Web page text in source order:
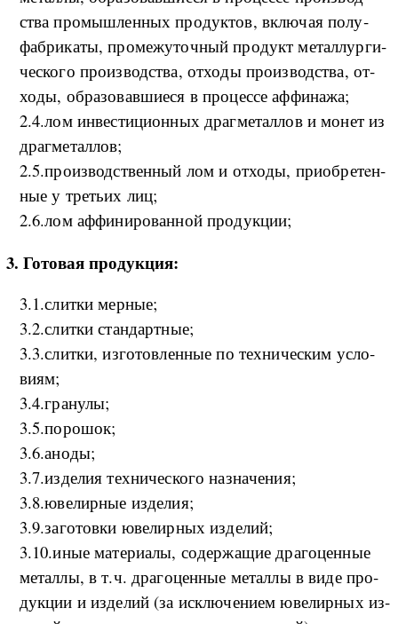
ства про­мы­ш­лен­ных про­дук­тов, вклю­чая по­лу­
фаб­ри­ка­ты, про­ме­жу­точ­ный про­дукт ме­тал­лур­ги­
че­ско­го про­из­вод­ства, от­хо­ды про­из­вод­ства, от­
хо­ды, об­ра­зо­вав­ши­е­ся в про­цес­се аф­фи­на­жа;
2.4.­лом ин­ве­сти­ци­он­ных дра­г­ме­тал­лов и мо­нет из
дра­г­ме­тал­ло­в;
2.5.­про­из­вод­ствен­ный лом и от­хо­ды, при­об­ретeн­
ные у тре­тьих ли­ц;
2.6.­лом аф­фи­ни­ро­ван­ной про­дук­ци­и;
3. Го­то­вая про­дук­ция:
3.1.с­ли­т­ки мер­ны­е;
3.2.с­ли­т­ки стан­дар­т­ны­е;
3.3.с­ли­т­ки, из­го­то­в­лен­ные по тех­ни­че­ским усло­
ви­я­м;
3.4.­гра­нулы­;
3.5.­по­ро­шо­к;
3.6.а­но­ды­;
3.7.­из­де­лия тех­ни­че­ско­го на­з­на­че­ни­я;
3.8.­ю­ве­ли­р­ные из­де­ли­я;
3.9.­за­го­то­в­ки юве­ли­р­ных из­де­лий­;
3.10.и­ные ма­те­ри­а­лы, со­дер­жа­щие дра­го­цен­ные
ме­тал­лы, в т.ч. дра­го­цен­ные ме­тал­лы в ви­де про­
дук­ции и из­де­лий (за ис­клю­че­ни­ем юве­ли­р­ных из­